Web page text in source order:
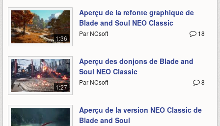
1:36
Aperçu de la refonte graphique de
Blade and Soul NEO Classic
18
Par NCsoft
1:27
Aperçu des donjons de Blade and
Soul NEO Classic
8
Par NCsoft
Aperçu de la version NEO Classic de
Blade and Soul